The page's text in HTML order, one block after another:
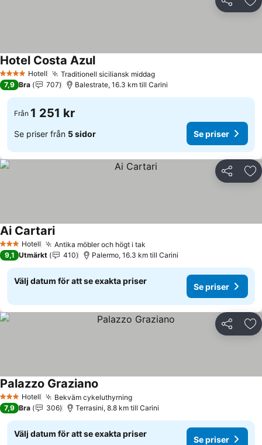
Dela
4 StjärnorHotell Traditionell siciliansk middag
Hotel Costa Azul
7,9 Bra 707 Balestrate, 16.3 km till Carini
Från 1 251 kr
Se priser från 5 sidor Se priser
Dela
3 StjärnorHotell Antika möbler och högt i tak
Ai Cartari
9,1 Utmärkt 410 Palermo, 16.3 km till Carini
Välj datum för att se exakta priser
Se priser
Dela
3 StjärnorHotell Bekväm cykeluthyrning
Palazzo Graziano
7,9 Bra 306 Terrasini, 8.8 km till Carini
Välj datum för att se exakta priser
Se priser